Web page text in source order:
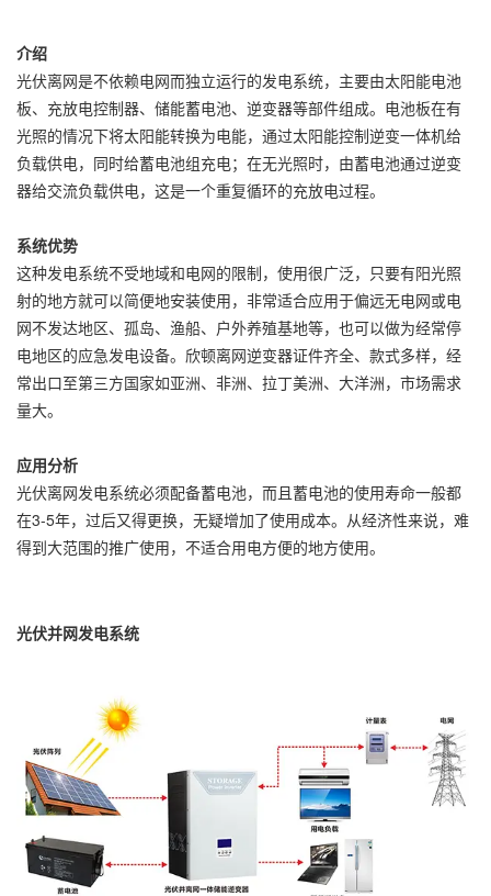
介绍
光伏离网是不依赖电网而独立运行的发电系统，主要由太阳能电池
板、充放电控制器、储能蓄电池、逆变器等部件组成。电池板在有
光照的情况下将太阳能转换为电能，通过太阳能控制逆变一体机给
负载供电，同时给蓄电池组充电；在无光照时，由蓄电池通过逆变
器给交流负载供电，这是一个重复循环的充放电过程。
系统优势
这种发电系统不受地域和电网的限制，使用很广泛，只要有阳光照
射的地方就可以简便地安装使用，非常适合应用于偏远无电网或电
网不发达地区、孤岛、渔船、户外养殖基地等，也可以做为经常停
电地区的应急发电设备。欣顿离网逆变器证件齐全、款式多样，经
常出口至第三方国家如亚洲、非洲、拉丁美洲、大洋洲，市场需求
量大。
应用分析
光伏离网发电系统必须配备蓄电池，而且蓄电池的使用寿命一般都
在3-5年，过后又得更换，无疑增加了使用成本。从经济性来说，难
得到大范围的推广使用，不适合用电方便的地方使用。
光伏并网发电系统